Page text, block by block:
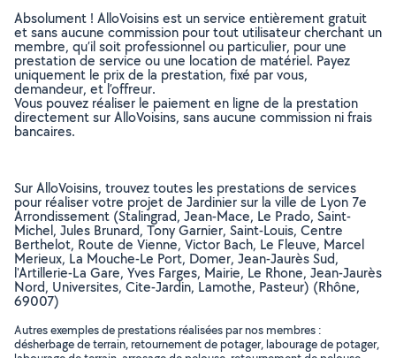
Absolument ! AlloVoisins est un service entièrement gratuit
et sans aucune commission pour tout utilisateur cherchant un
membre, qu’il soit professionnel ou particulier, pour une
prestation de service ou une location de matériel. Payez
uniquement le prix de la prestation, fixé par vous,
demandeur, et l’offreur.
Vous pouvez réaliser le paiement en ligne de la prestation
directement sur AlloVoisins, sans aucune commission ni frais
bancaires.
Sur AlloVoisins, trouvez toutes les prestations de services
pour réaliser votre projet de Jardinier sur la ville de Lyon 7e
Arrondissement (Stalingrad, Jean-Mace, Le Prado, Saint-
Michel, Jules Brunard, Tony Garnier, Saint-Louis, Centre
Berthelot, Route de Vienne, Victor Bach, Le Fleuve, Marcel
Merieux, La Mouche-Le Port, Domer, Jean-Jaurès Sud,
l'Artillerie-La Gare, Yves Farges, Mairie, Le Rhone, Jean-Jaurès
Nord, Universites, Cite-Jardin, Lamothe, Pasteur) (Rhône,
69007)
Autres exemples de prestations réalisées par nos membres :
désherbage de terrain, retournement de potager, labourage de potager,